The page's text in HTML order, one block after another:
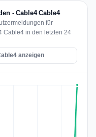
- Cable4 Cable4
für
Cable4 in den letzten 24
anzeigen